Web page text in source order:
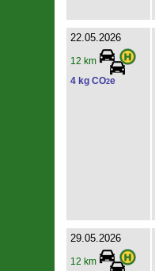
22.05.2026
12 km
4 kg CO2e
29.05.2026
12 km